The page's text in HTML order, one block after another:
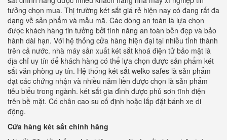
tưởng chọn mua. Thị trường két sắt giá rẻ hiện nay có đang rất đa
dạng về sản phẩm và mẫu mã. Các dòng an toàn là lựa chọn
được khách hàng tin tưởng bởi tính năng an toàn bền đẹp và bảo
hành dài hạn. Với hệ thống cửa hàng hiện đại tại nhiều tỉnh thành
trên cả nước. nhà máy sản xuất két sắt khoá điện tử bảo mật là
địa chỉ uy tín để khách hàng có thể lựa chọn được sản phẩm két
sắt văn phòng uy tín. Hệ thống két sắt welko safes là sản phẩm
đạt các chứng nhận và nhiều năm liền được chọn là sản phẩm
tiêu biểu trong ngành. két sắt gia đình được phủ sơn tĩnh điện
trên bề mặt. Có chân cao su cố định hoặc lắp đặt bánh xe di
động.
Cửa hàng két sắt chính hãng